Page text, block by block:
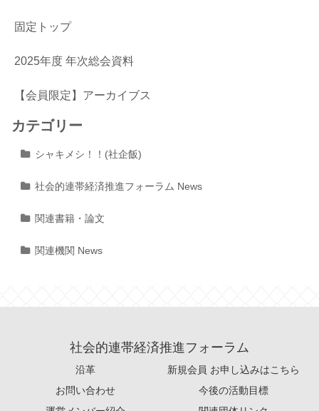
固定トップ
2025年度 年次総会資料
【会員限定】アーカイブス
カテゴリー
シャキメシ！！(社企飯)
社会的連帯経済推進フォーラム News
関連書籍・論文
関連機関 News
社会的連帯経済推進フォーラム
沿革
新規会員 お申し込みはこちら
お問い合わせ
今後の活動目標